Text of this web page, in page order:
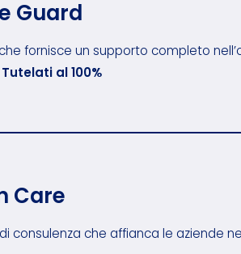
Guard
fornisce un supporto completo
Tutelati al 100%
Care
consulenza che affianca le aziende